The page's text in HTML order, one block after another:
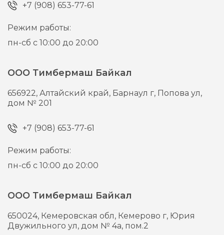
+7 (908) 653-77-61
Режим работы:
пн-сб с 10:00 до 20:00
ООО Тимбермаш Байкал
656922,Алтайский край, Барнаул г, Попова ул,
дом № 201
+7 (908) 653-77-61
Режим работы:
пн-сб с 10:00 до 20:00
ООО Тимбермаш Байкал
650024, Кемеровская обл, Кемерово г, Юрия
Двужильного ул, дом № 4а, пом.2